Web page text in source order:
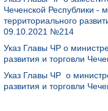
Чеченской Республики -
территориального
09.10.2021 №214
Указ Главы ЧР о
развития и торговли
Указ Главы ЧР о
развития и торговли